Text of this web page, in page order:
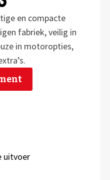
en compacte
fabriek, veilig in
in motoropties,
uitvoer